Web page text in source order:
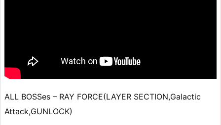
ALL BOSSes – RAY FORCE(LAYER SECTION,Galactic
Attack,GUNLOCK)